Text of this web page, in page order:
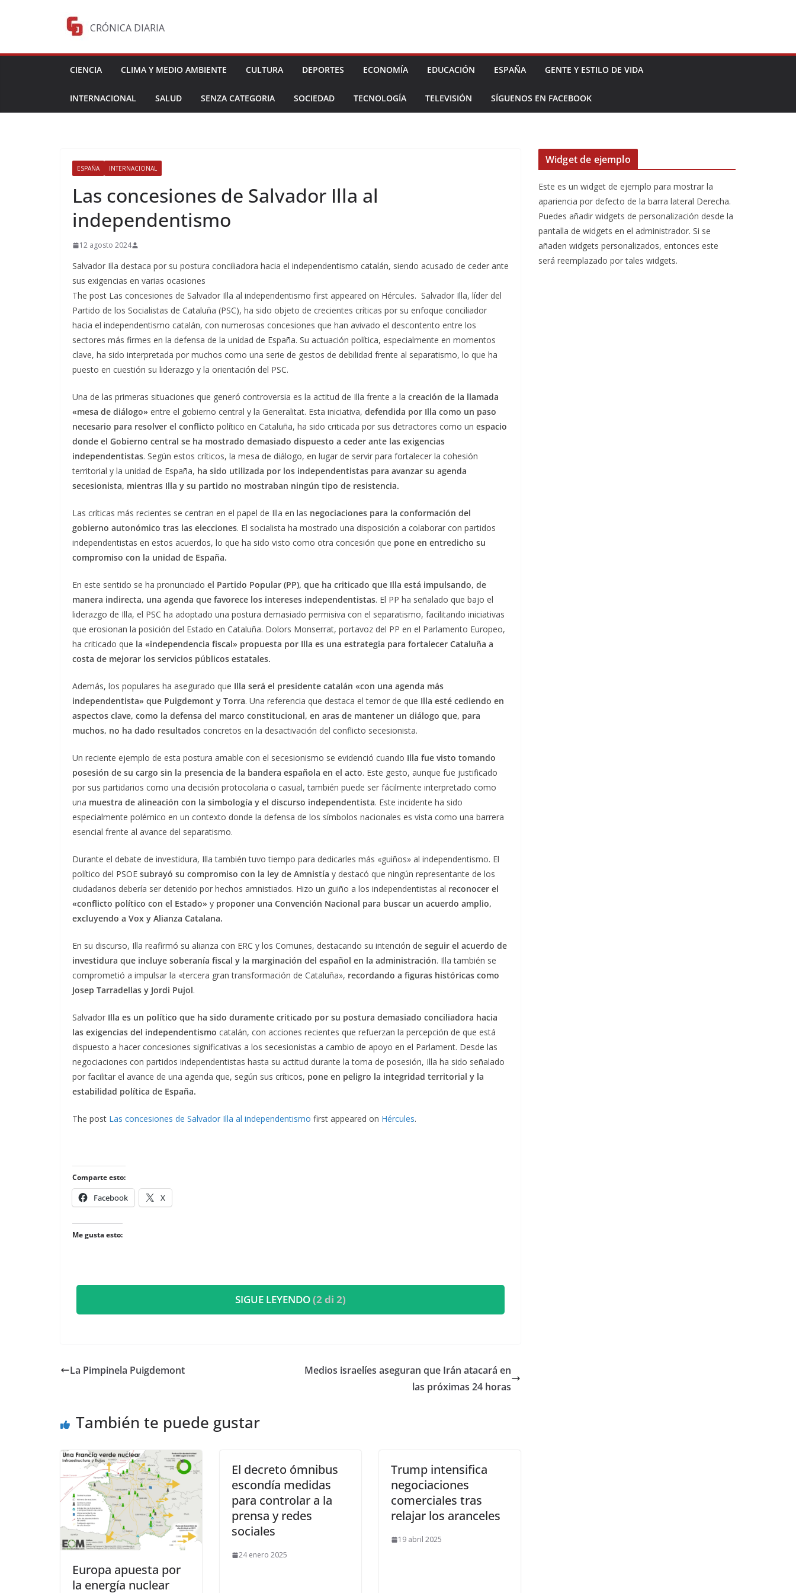
CRÓNICA DIARIA
CIENCIA CLIMA Y MEDIO AMBIENTE CULTURA DEPORTES ECONOMÍA EDUCACIÓN ESPAÑA GENTE Y ESTILO DE VIDA
INTERNACIONAL SALUD SENZA CATEGORIA SOCIEDAD TECNOLOGÍA TELEVISIÓN SÍGUENOS EN FACEBOOK
ESPAÑA INTERNACIONAL
Las concesiones de Salvador Illa al
independentismo
12 agosto 2024
Salvador Illa destaca por su postura conciliadora hacia el independentismo catalán, siendo acusado de ceder ante
sus exigencias en varias ocasiones
The post Las concesiones de Salvador Illa al independentismo first appeared on Hércules. Salvador Illa, líder del
Partido de los Socialistas de Cataluña (PSC), ha sido objeto de crecientes críticas por su enfoque conciliador
hacia el independentismo catalán, con numerosas concesiones que han avivado el descontento entre los
sectores más firmes en la defensa de la unidad de España. Su actuación política, especialmente en momentos
clave, ha sido interpretada por muchos como una serie de gestos de debilidad frente al separatismo, lo que ha
puesto en cuestión su liderazgo y la orientación del PSC.
Una de las primeras situaciones que generó controversia es la actitud de Illa frente a la creación de la llamada
«mesa de diálogo» entre el gobierno central y la Generalitat. Esta iniciativa, defendida por Illa como un paso
necesario para resolver el conflicto político en Cataluña, ha sido criticada por sus detractores como un espacio
donde el Gobierno central se ha mostrado demasiado dispuesto a ceder ante las exigencias
independentistas. Según estos críticos, la mesa de diálogo, en lugar de servir para fortalecer la cohesión
territorial y la unidad de España, ha sido utilizada por los independentistas para avanzar su agenda
secesionista, mientras Illa y su partido no mostraban ningún tipo de resistencia.
Las críticas más recientes se centran en el papel de Illa en las negociaciones para la conformación del
gobierno autonómico tras las elecciones. El socialista ha mostrado una disposición a colaborar con partidos
independentistas en estos acuerdos, lo que ha sido visto como otra concesión que pone en entredicho su
compromiso con la unidad de España.
En este sentido se ha pronunciado el Partido Popular (PP), que ha criticado que Illa está impulsando, de
manera indirecta, una agenda que favorece los intereses independentistas. El PP ha señalado que bajo el
liderazgo de Illa, el PSC ha adoptado una postura demasiado permisiva con el separatismo, facilitando iniciativas
que erosionan la posición del Estado en Cataluña. Dolors Monserrat, portavoz del PP en el Parlamento Europeo,
ha criticado que la «independencia fiscal» propuesta por Illa es una estrategia para fortalecer Cataluña a
costa de mejorar los servicios públicos estatales.
Además, los populares ha asegurado que Illa será el presidente catalán «con una agenda más
independentista» que Puigdemont y Torra. Una referencia que destaca el temor de que Illa esté cediendo en
aspectos clave, como la defensa del marco constitucional, en aras de mantener un diálogo que, para
muchos, no ha dado resultados concretos en la desactivación del conflicto secesionista.
Un reciente ejemplo de esta postura amable con el secesionismo se evidenció cuando Illa fue visto tomando
posesión de su cargo sin la presencia de la bandera española en el acto. Este gesto, aunque fue justificado
por sus partidarios como una decisión protocolaria o casual, también puede ser fácilmente interpretado como
una muestra de alineación con la simbología y el discurso independentista. Este incidente ha sido
especialmente polémico en un contexto donde la defensa de los símbolos nacionales es vista como una barrera
esencial frente al avance del separatismo.
Durante el debate de investidura, Illa también tuvo tiempo para dedicarles más «guiños» al independentismo. El
político del PSOE subrayó su compromiso con la ley de Amnistía y destacó que ningún representante de los
ciudadanos debería ser detenido por hechos amnistiados. Hizo un guiño a los independentistas al reconocer el
«conflicto político con el Estado» y proponer una Convención Nacional para buscar un acuerdo amplio,
excluyendo a Vox y Alianza Catalana.
En su discurso, Illa reafirmó su alianza con ERC y los Comunes, destacando su intención de seguir el acuerdo de
investidura que incluye soberanía fiscal y la marginación del español en la administración. Illa también se
comprometió a impulsar la «tercera gran transformación de Cataluña», recordando a figuras históricas como
Josep Tarradellas y Jordi Pujol.
Salvador Illa es un político que ha sido duramente criticado por su postura demasiado conciliadora hacia
las exigencias del independentismo catalán, con acciones recientes que refuerzan la percepción de que está
dispuesto a hacer concesiones significativas a los secesionistas a cambio de apoyo en el Parlament. Desde las
negociaciones con partidos independentistas hasta su actitud durante la toma de posesión, Illa ha sido señalado
por facilitar el avance de una agenda que, según sus críticos, pone en peligro la integridad territorial y la
estabilidad política de España.
The post Las concesiones de Salvador Illa al independentismo first appeared on Hércules.
Comparte esto:
Facebook X
Me gusta esto:
SIGUE LEYENDO(2 di 2)
La Pimpinela Puigdemont
Medios israelíes aseguran que Irán atacará en
las próximas 24 horas
También te puede gustar
Europa apuesta por
la energía nuclear
El decreto ómnibus
escondía medidas
para controlar a la
prensa y redes
sociales
24 enero 2025
Trump intensifica
negociaciones
comerciales tras
relajar los aranceles
19 abril 2025
Widget de ejemplo
Este es un widget de ejemplo para mostrar la
apariencia por defecto de la barra lateral Derecha.
Puedes añadir widgets de personalización desde la
pantalla de widgets en el administrador. Si se
añaden widgets personalizados, entonces este
será reemplazado por tales widgets.